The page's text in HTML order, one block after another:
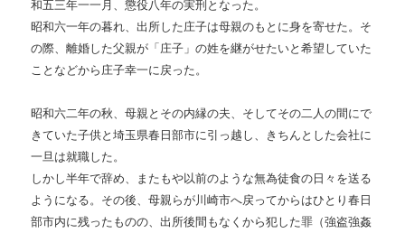
和五三年一一月、懲役八年の実刑となった。
昭和六一年の暮れ、出所した庄子は母親のもとに身を寄せた。そ
の際、離婚した父親が「庄子」の姓を継がせたいと希望していた
ことなどから庄子幸一に戻った。
昭和六二年の秋、母親とその内縁の夫、そしてその二人の間にで
きていた子供と埼玉県春日部市に引っ越し、きちんとした会社に
一旦は就職した。
しかし半年で辞め、またもや以前のような無為徒食の日々を送る
ようになる。その後、母親らが川崎市へ戻ってからはひとり春日
部市内に残ったものの、出所後間もなくから犯した罪（強盗強姦